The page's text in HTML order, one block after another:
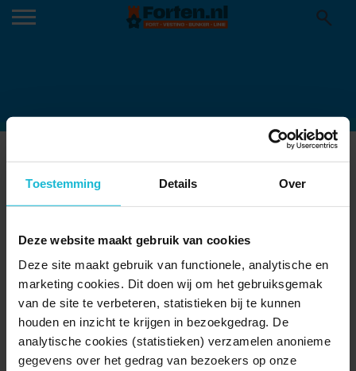
Toestemming Details Over
Deze website maakt gebruik van cookies
Deze site maakt gebruik van functionele, analytische en
marketing cookies. Dit doen wij om het gebruiksgemak
van de site te verbeteren, statistieken bij te kunnen
houden en inzicht te krijgen in bezoekgedrag. De
analytische cookies (statistieken) verzamelen anonieme
gegevens over het gedrag van bezoekers op onze